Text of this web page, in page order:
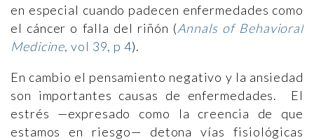
en especial cuando padecen enfermedades como
el cáncer o falla del riñón (Annals of Behavioral
Medicine, vol 39, p 4).
En cambio el pensamiento negativo y la ansiedad
son importantes causas de enfermedades. El
estrés —expresado como la creencia de que
estamos en riesgo— detona vías fisiológicas